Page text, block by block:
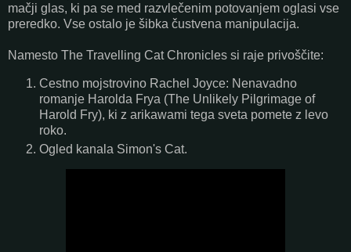
mačji glas, ki pa se med razvlečenim potovanjem oglasi vse
preredko. Vse ostalo je šibka čustvena manipulacija.
Namesto The Travelling Cat Chronicles si raje privoščite:
Cestno mojstrovino Rachel Joyce: Nenavadno
romanje Harolda Frya (The Unlikely Pilgrimage of
Harold Fry), ki z arikawami tega sveta pomete z levo
roko.
Ogled kanala Simon's Cat.